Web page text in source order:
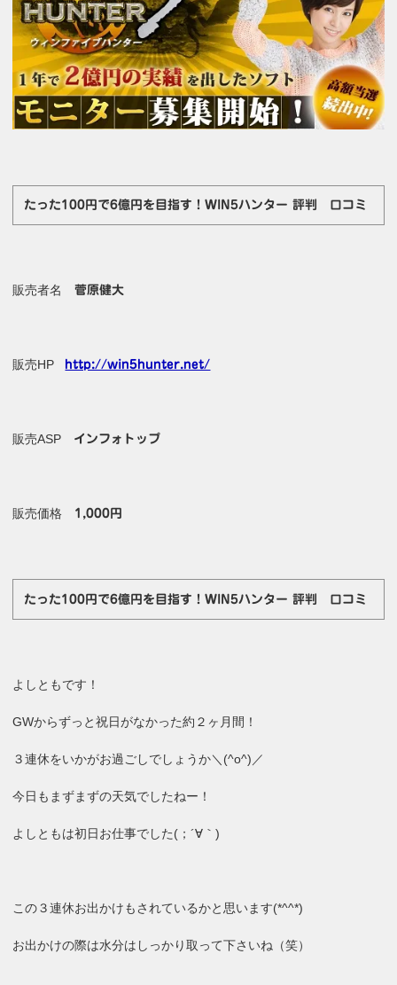
たった100円で6億円を目指す！WIN5ハンター 評判 口コミ
販売者名菅原健大
販売HP http://win5hunter.net/
販売ASP インフォトップ
販売価格 1,000円
たった100円で6億円を目指す！WIN5ハンター 評判 口コミ
よしともです！
GWからずっと祝日がなかった約２ヶ月間！
３連休をいかがお過ごしでしょうか＼(^o^)／
今日もまずまずの天気でしたねー！
よしともは初日お仕事でした(；´∀｀)
この３連休お出かけもされているかと思います(*^^*)
お出かけの際は水分はしっかり取って下さいね（笑）